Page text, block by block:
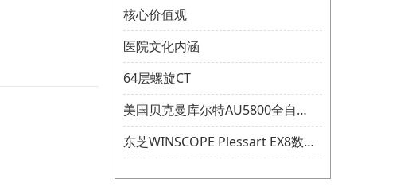
核心价值观
医院文化内涵
64层螺旋CT
美国贝克曼库尔特AU5800全自动生化分析仪
东芝WINSCOPE Plessart EX8数字胃肠机